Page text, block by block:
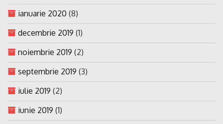
ianuarie 2020 (8)
decembrie 2019 (1)
noiembrie 2019 (2)
septembrie 2019 (3)
iulie 2019 (2)
iunie 2019 (1)